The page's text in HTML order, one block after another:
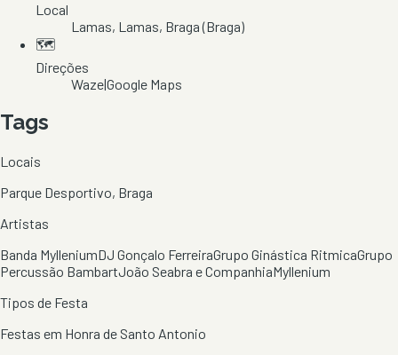
Local
Lamas, Lamas, Braga(Braga)
🗺️
Direções
Waze|Google Maps
Tags
Locais
Parque Desportivo, Braga
Artistas
Banda MylleniumDJ Gonçalo FerreiraGrupo Ginástica RitmicaGrupo
Percussão BambartJoão Seabra e CompanhiaMyllenium
Tipos de Festa
Festas em Honra de Santo Antonio